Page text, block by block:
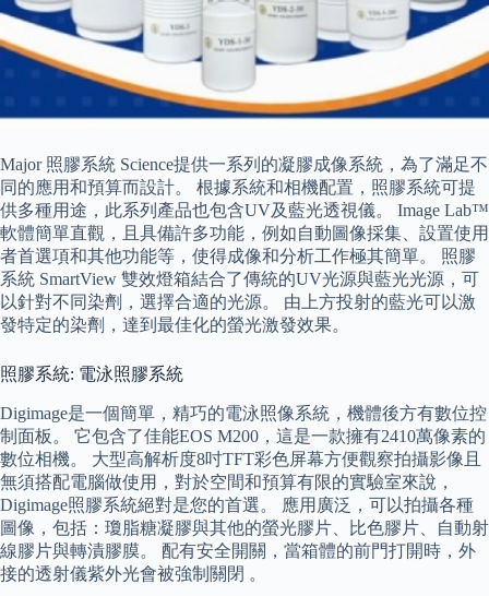
Major 照膠系統 Science提供一系列的凝膠成像系統，為了滿足不
同的應用和預算而設計。 根據系統和相機配置，照膠系統可提
供多種用途，此系列產品也包含UV及藍光透視儀。 Image Lab™
軟體簡單直觀，且具備許多功能，例如自動圖像採集、設置使用
者首選項和其他功能等，使得成像和分析工作極其簡單。 照膠
系統 SmartView 雙效燈箱結合了傳統的UV光源與藍光光源，可
以針對不同染劑，選擇合適的光源。 由上方投射的藍光可以激
發特定的染劑，達到最佳化的螢光激發效果。
照膠系統: 電泳照膠系統
Digimage是一個簡單，精巧的電泳照像系統，機體後方有數位控
制面板。 它包含了佳能EOS M200，這是一款擁有2410萬像素的
數位相機。 大型高解析度8吋TFT彩色屏幕方便觀察拍攝影像且
無須搭配電腦做使用，對於空間和預算有限的實驗室來說，
Digimage照膠系統絕對是您的首選。 應用廣泛，可以拍攝各種
圖像，包括：瓊脂糖凝膠與其他的螢光膠片、比色膠片、自動射
線膠片與轉漬膠膜。 配有安全開關，當箱體的前門打開時，外
接的透射儀紫外光會被強制關閉 。